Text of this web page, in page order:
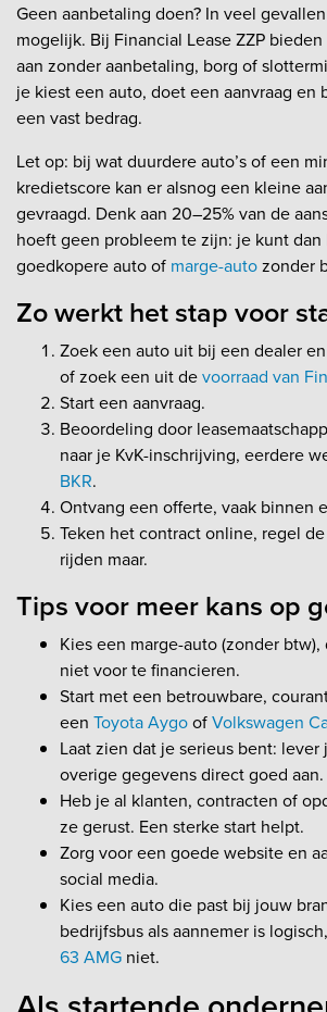
Geen aanbetaling doen? In veel
mogelijk. Bij Financial Lease ZZP
aan zonder aanbetaling, borg of
je kiest een auto, doet een aanvraag en
een vast bedrag.
Let op: bij wat duurdere auto’s of een
kredietscore kan er alsnog een kleine
gevraagd. Denk aan 20–25% van de
hoeft geen probleem te zijn: je kunt
goedkopere auto of marge-autozonder
Zo werkt het stap voor
Zoek een auto uit bij een dealer
of zoek een uit devoorraad van
Start een aanvraag.
Beoordeling door
naar je KvK-inschrijving, eerdere
BKR.
Ontvang een offerte, vaak binnen
Teken het contract online, regel
rijden maar.
Tips voor meer kans op
Kies een marge-auto (zonder
niet voor te financieren.
Start met een betrouwbare,
een Toyota AygoofVolkswagen
Laat zien dat je serieus bent: lever
overige gegevens direct goed aan.
Heb je al klanten, contracten of
ze gerust. Een sterke start helpt.
Zorg voor een goede website en
social media.
Kies een auto die past bij jouw
bedrijfsbus als aannemer is
63 AMG niet.